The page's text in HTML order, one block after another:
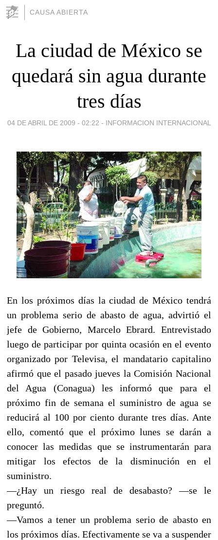
CAUSA ABIERTA
La ciudad de México se
quedará sin agua durante
tres días
04 DE ABRIL DE 2009 - 02:22 - INFORMACION INTERNACIONAL
En los próximos días la ciudad de México tendrá
un problema serio de abasto de agua, advirtió el
jefe de Gobierno, Marcelo Ebrard. Entrevistado
luego de participar por quinta ocasión en el evento
organizado por Televisa, el mandatario capitalino
afirmó que el pasado jueves la Comisión Nacional
del Agua (Conagua) les informó que para el
próximo fin de semana el suministro de agua se
reducirá al 100 por ciento durante tres días. Ante
ello, comentó que el próximo lunes se darán a
conocer las medidas que se instrumentarán para
mitigar los efectos de la disminución en el
suministro.
—¿Hay un riesgo real de desabasto? —se le
preguntó.
—Vamos a tener un problema serio de abasto en
los próximos días. Efectivamente se va a suspender